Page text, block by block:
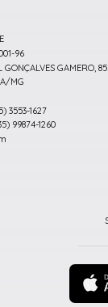
96
GONÇALVES GAMERO, 85
MG
3553-1627
99874-1260